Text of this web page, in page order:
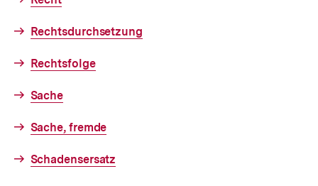
Rechtsdurchsetzung
Rechtsfolge
Sache
Sache, fremde
Schadensersatz